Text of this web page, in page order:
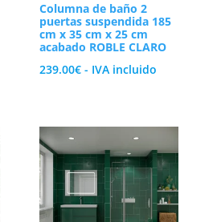
Columna de baño 2
puertas suspendida 185
cm x 35 cm x 25 cm
acabado ROBLE CLARO
239.00€ - IVA incluido